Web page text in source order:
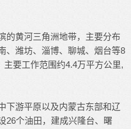
黄河三角洲地带，主要分布
、潍坊、淄博、聊城、烟台等8
要工作范围约4.4万平方公里,
游平原以及内蒙古东部和辽
26个油田，建成兴隆台、曙